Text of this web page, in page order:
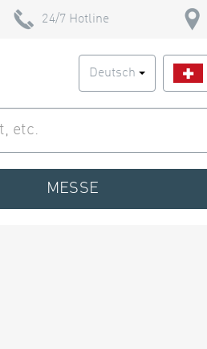
24/7 Hotline
Deutsch
MESSE